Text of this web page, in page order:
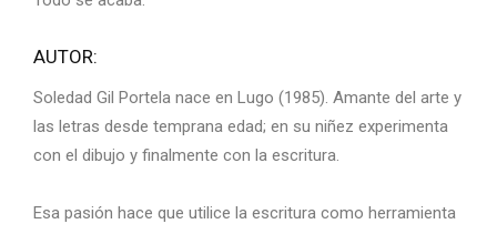
AUTOR:
Soledad Gil Portela nace en Lugo (1985). Amante del arte y
las letras desde temprana edad; en su niñez experimenta
con el dibujo y finalmente con la escritura.
Esa pasión hace que utilice la escritura como herramienta